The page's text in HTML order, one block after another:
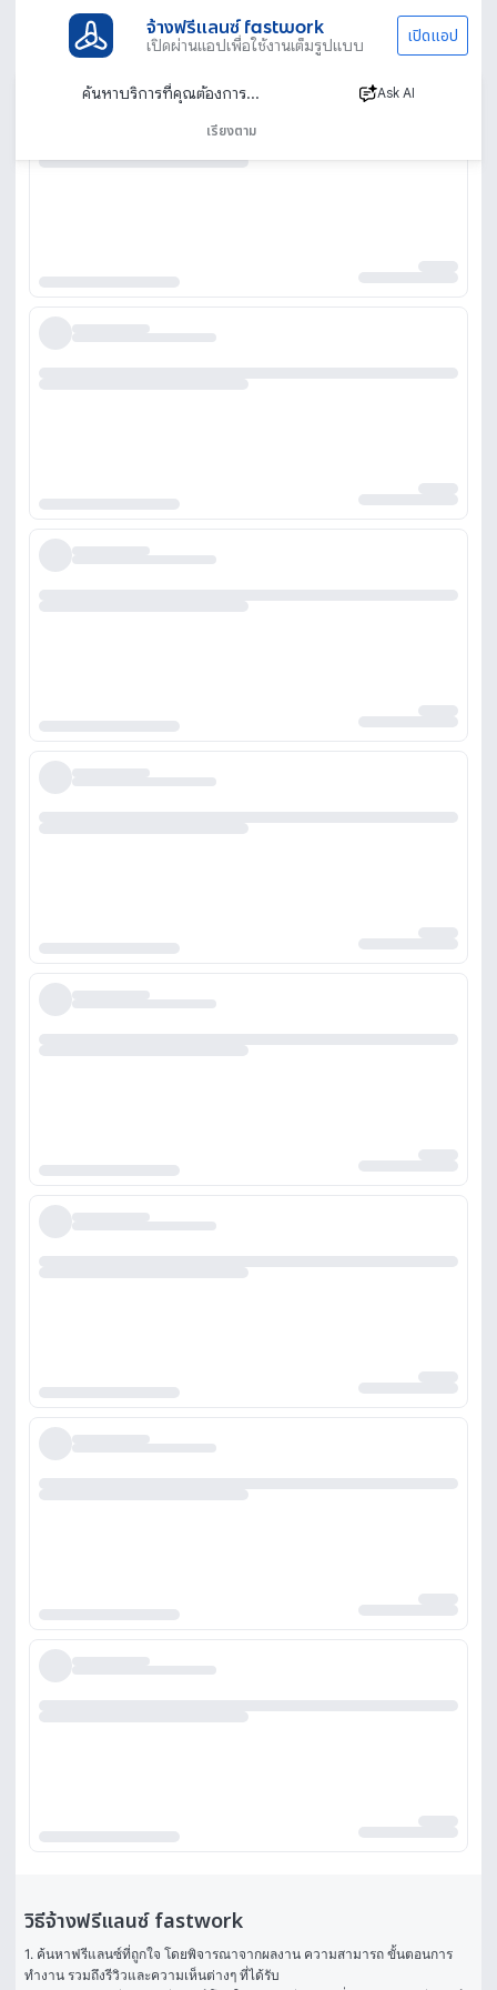
จ้างฟรีแลนซ์ fastwork
เปิดผ่านแอปเพื่อใช้งานเต็มรูปแบบ เปิดแอป
Ask AI
เรียงตาม
วิธีจ้างฟรีแลนซ์ fastwork
1. ค้นหาฟรีแลนซ์ที่ถูกใจ โดยพิจารณาจากผลงาน ความสามารถ ขั้นตอนการ
ทำงาน รวมถึงรีวิวและความเห็นต่างๆ ที่ได้รับ